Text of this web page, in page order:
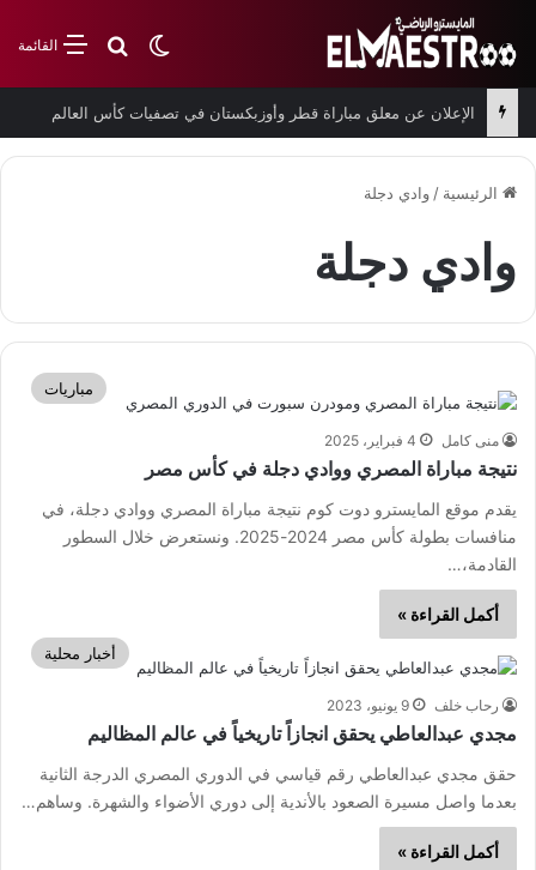
القائمةبحث عن
الوضع المظلم
الإعلان عن معلق مباراة قطر وأوزبكستان في تصفيات كأس العالم
الرئيسية / وادي دجلة
وادي دجلة
مباريات
منى كامل 4 فبراير، 2025
نتيجة مباراة المصري ووادي دجلة في كأس مصر
يقدم موقع المايسترو دوت كوم نتيجة مباراة المصري ووادي دجلة، في
منافسات بطولة كأس مصر 2024-2025. ونستعرض خلال السطور
القادمة،…
أكمل القراءة »
أخبار محلية
رحاب خلف 9 يونيو، 2023
مجدي عبدالعاطي يحقق انجازاً تاريخياً في عالم المظاليم
حقق مجدي عبدالعاطي رقم قياسي في الدوري المصري الدرجة الثانية
بعدما واصل مسيرة الصعود بالأندية إلى دوري الأضواء والشهرة. وساهم…
أكمل القراءة »